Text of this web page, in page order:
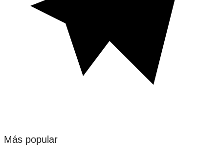
Más popular